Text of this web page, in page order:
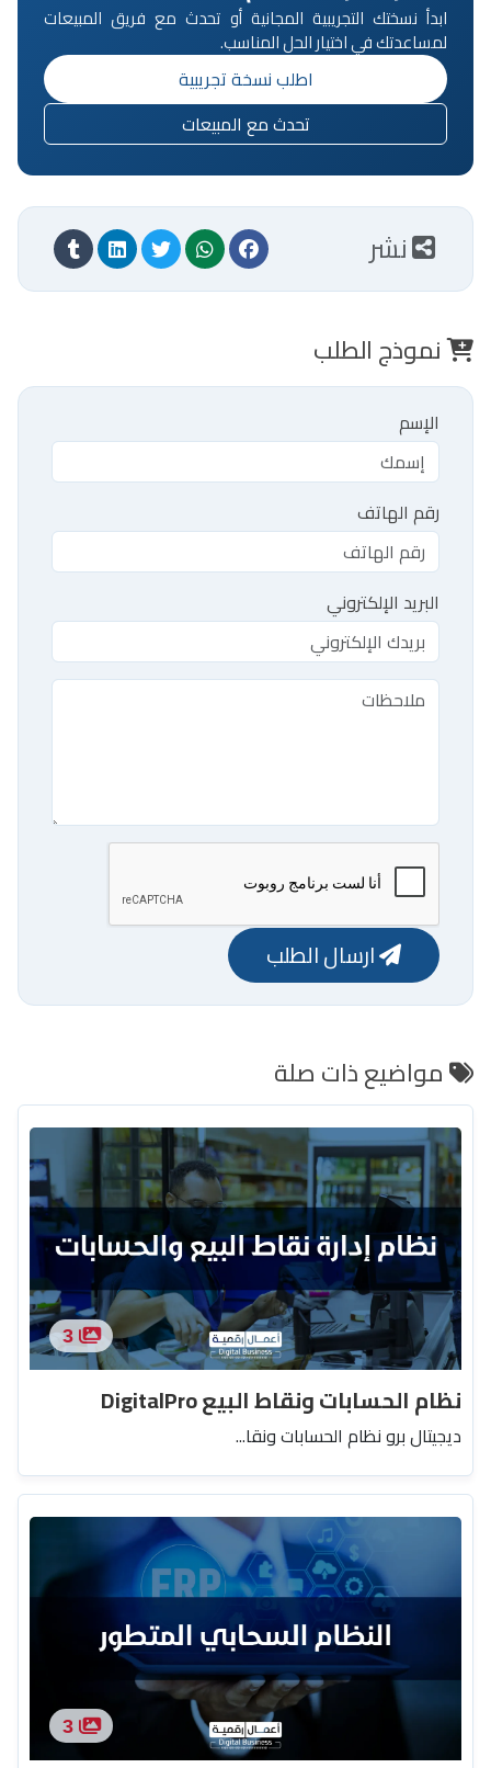
ابدأ نسختك التجريبية المجانية أو تحدث مع فريق المبيعات
لمساعدتك في اختيار الحل المناسب.
اطلب نسخة تجريبية
تحدث مع المبيعات
نشر
نموذج الطلب
الإسم
رقم الهاتف
البريد الإلكتروني
ارسال الطلب
مواضيع ذات صلة
3
نظام الحسابات ونقاط البيع DigitalPro
ديجيتال برو نظام الحسابات ونقا...
3